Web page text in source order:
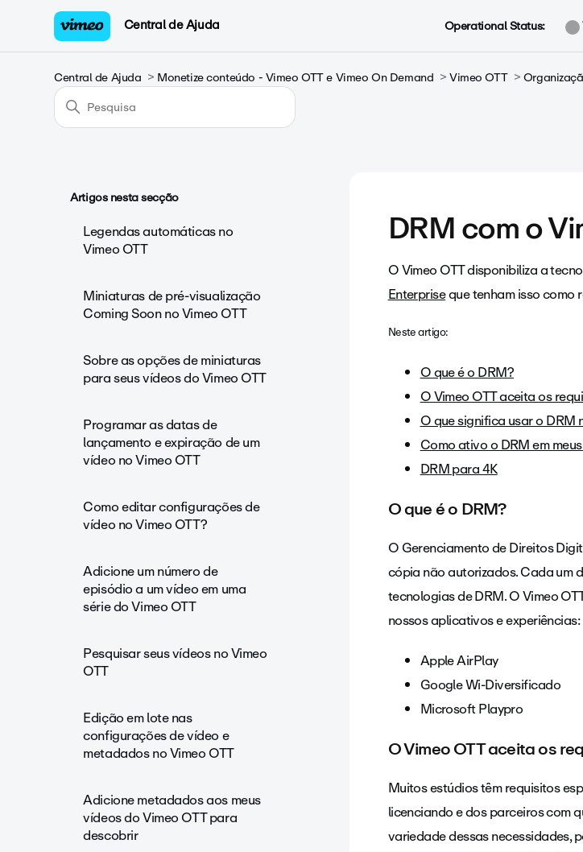
Central de Ajuda Operational Status:
Central de Ajuda Monetize conteúdo - Vimeo OTT e Vimeo On Demand Vimeo OTT
Artigos nesta secção
Legendas automáticas no
Vimeo OTT
Miniaturas de pré-visualização
Coming Soon no Vimeo OTT
Sobre as opções de miniaturas
para seus vídeos do Vimeo OTT
Programar as datas de
lançamento e expiração de um
vídeo no Vimeo OTT
Como editar configurações de
vídeo no Vimeo OTT?
Adicione um número de
episódio a um vídeo em uma
série do Vimeo OTT
Pesquisar seus vídeos no Vimeo
OTT
Edição em lote nas
configurações de vídeo e
metadados no Vimeo OTT
Adicione metadados aos meus
vídeos do Vimeo OTT para
descobrir
DRM com o
O Vimeo OTT disponibiliza a
Enterpriseque tenham isso como
Neste artigo:
O que é o DRM?
O Vimeo OTT aceita os
O que significa usar o DRM
Como ativo o DRM em
DRM para 4K
O que é o DRM?
O Gerenciamento de Direitos
cópia não autorizados. Cada um
tecnologias de DRM. O Vimeo
nossos aplicativos e experiências:
Apple AirPlay
Google Wi-Diversificado
Microsoft Playpro
O Vimeo OTT aceita os
Muitos estúdios têm requisitos
licenciando e dos parceiros com
variedade dessas necessidades,